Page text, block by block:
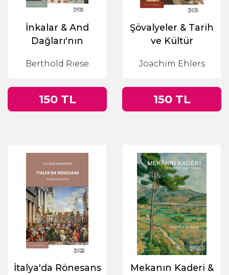
İnkalar & And
Dağları'nın
Berthold Riese
150 TL
Şövalyeler & Tarih
ve Kültür
Joachim Ehlers
150 TL
İtalya'da Rönesans
Mekanın Kaderi &